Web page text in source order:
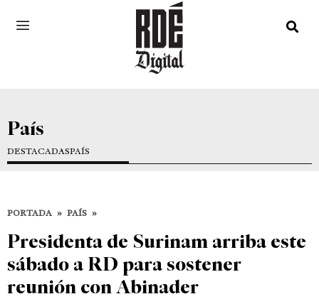
País
DESTACADASPAÍS
PORTADA » PAÍS »
Presidenta de Surinam arriba este
sábado a RD para sostener
reunión con Abinader